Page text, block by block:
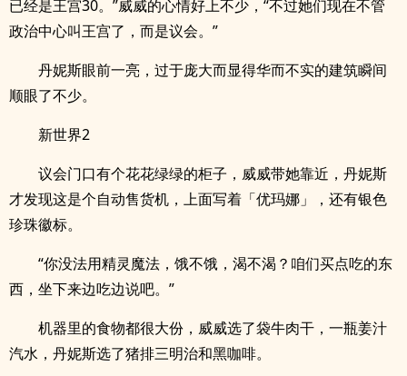
已经是王宫30。”威威的心情好上不少，“不过她们现在不管
政治中心叫王宫了，而是议会。”
丹妮斯眼前一亮，过于庞大而显得华而不实的建筑瞬间
顺眼了不少。
新世界2
议会门口有个花花绿绿的柜子，威威带她靠近，丹妮斯
才发现这是个自动售货机，上面写着「优玛娜」，还有银色
珍珠徽标。
“你没法用精灵魔法，饿不饿，渴不渴？咱们买点吃的东
西，坐下来边吃边说吧。”
机器里的食物都很大份，威威选了袋牛肉干，一瓶姜汁
汽水，丹妮斯选了猪排三明治和黑咖啡。